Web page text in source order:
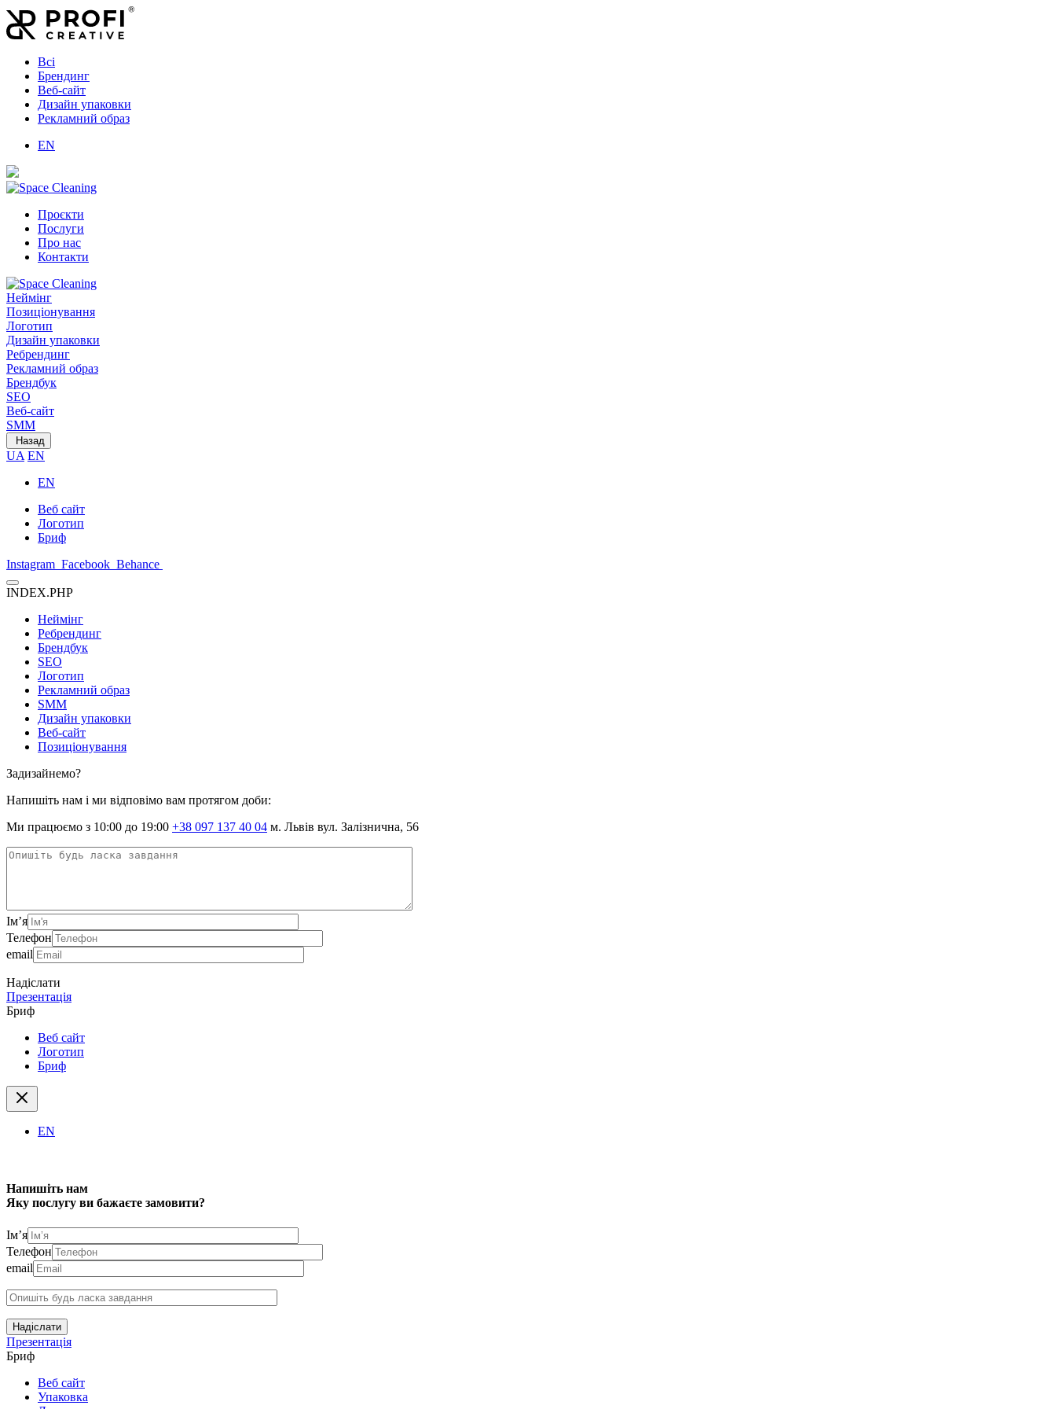
Всі
Брендинг
Веб-сайт
Дизайн упаковки
Рекламний образ
EN
Проєкти
Послуги
Про нас
Контакти
Неймінг
Позиціонування
Логотип
Дизайн упаковки
Ребрендинг
Рекламний образ
Брендбук
SEO
Веб-сайт
SMM
Назад
UA EN
EN
Веб сайт
Логотип
Бриф
Instagram Facebook Behance
INDEX.PHP
Неймінг
Ребрендинг
Брендбук
SEO
Логотип
Рекламний образ
SMM
Дизайн упаковки
Веб-сайт
Позиціонування
Задизайнемо?
Напишіть нам і ми відповімо вам протягом доби:
Ми працюємо з 10:00 до 19:00 +38 097 137 40 04 м. Львів вул. Залізнична, 56
Ім’я
Телефон
email
Надіслати
Презентація
Бриф
Веб сайт
Логотип
Бриф
EN
Напишіть нам
Яку послугу ви бажаєте замовити?
Ім’я
Телефон
email
Надіслати
Презентація
Бриф
Веб сайт
Упаковка